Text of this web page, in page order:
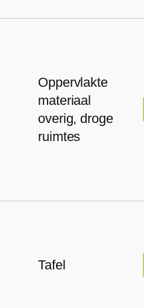
Oppervlakte
materiaal
overig, droge
ruimtes
Tafel